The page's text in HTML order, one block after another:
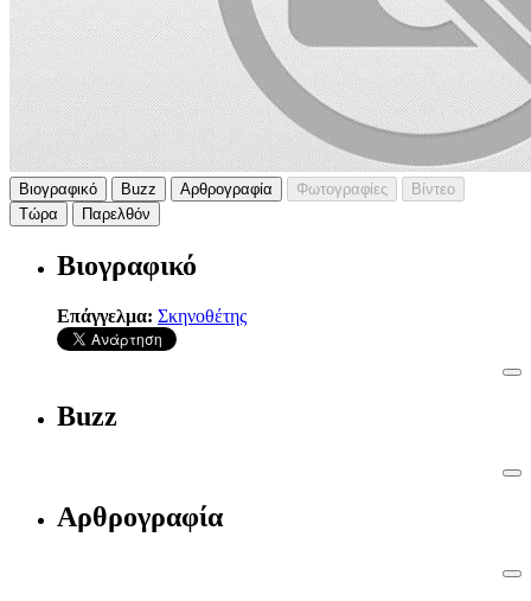
Βιογραφικό Buzz Αρθρογραφία Φωτογραφίες
Βίντεο
Τώρα
Παρελθόν
Βιογραφικό
Επάγγελμα: Σκηνοθέτης
Buzz
Αρθρογραφία